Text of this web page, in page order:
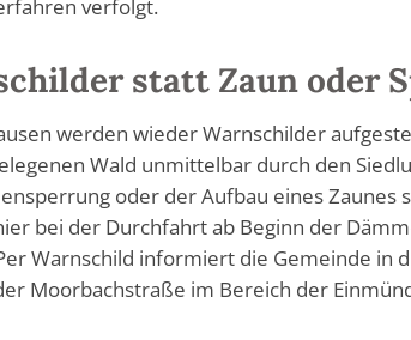
verfolgt.
statt Zaun oder
werden wieder Warnschilder
Wald unmittelbar durch den
oder der Aufbau eines Zaunes
bei der Durchfahrt ab Beginn der
Warnschild informiert die Gemeinde in
Moorbachstraße im Bereich der